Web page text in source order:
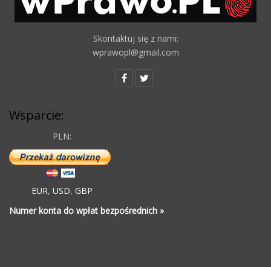
Skontaktuj się z nami:
wprawopl@gmail.com
Wsparcie:
PLN:
EUR, USD, GBP
Numer konta do wpłat bezpośrednich »